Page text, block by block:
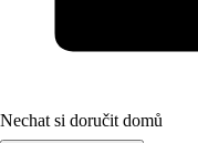
Nechat si doručit domů